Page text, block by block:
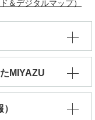
デジタルマップ）
MIYAZU